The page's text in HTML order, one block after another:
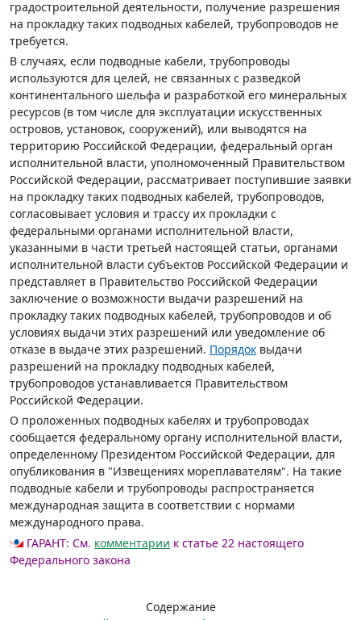
градостроительной деятельности, получение разрешения
на прокладку таких подводных кабелей, трубопроводов не
требуется.
В случаях, если подводные кабели, трубопроводы
используются для целей, не связанных с разведкой
континентального шельфа и разработкой его минеральных
ресурсов (в том числе для эксплуатации искусственных
островов, установок, сооружений), или выводятся на
территорию Российской Федерации, федеральный орган
исполнительной власти, уполномоченный Правительством
Российской Федерации, рассматривает поступившие заявки
на прокладку таких подводных кабелей, трубопроводов,
согласовывает условия и трассу их прокладки с
федеральными органами исполнительной власти,
указанными в части третьей настоящей статьи, органами
исполнительной власти субъектов Российской Федерации и
представляет в Правительство Российской Федерации
заключение о возможности выдачи разрешений на
прокладку таких подводных кабелей, трубопроводов и об
условиях выдачи этих разрешений или уведомление об
отказе в выдаче этих разрешений. Порядок выдачи
разрешений на прокладку подводных кабелей,
трубопроводов устанавливается Правительством
Российской Федерации.
О проложенных подводных кабелях и трубопроводах
сообщается федеральному органу исполнительной власти,
определенному Президентом Российской Федерации, для
опубликования в "Извещениях мореплавателям". На такие
подводные кабели и трубопроводы распространяется
международная защита в соответствии с нормами
международного права.
ГАРАНТ: См. комментарии к статье 22 настоящего
Федерального закона
Содержание